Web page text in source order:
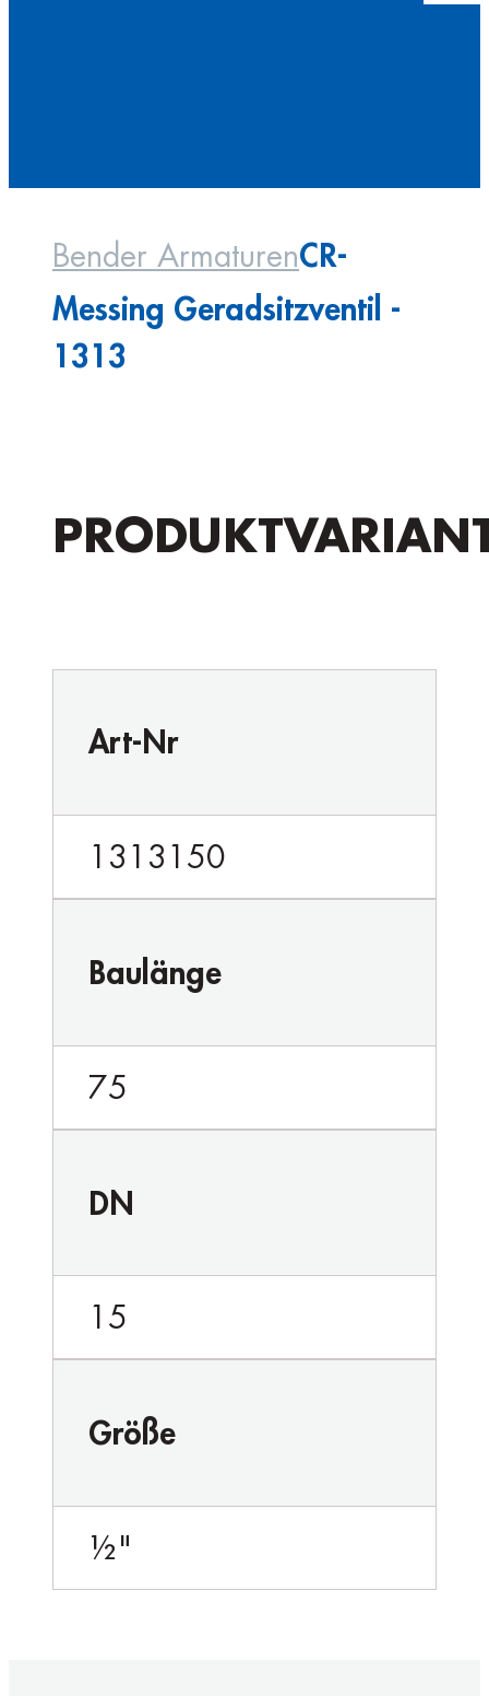
Bender ArmaturenCR-
Messing Geradsitzventil -
1313
Art-Nr
1313150
Baulänge
75
DN
15
Größe
½"